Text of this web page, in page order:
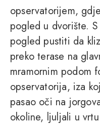
opservatorijem,
pogled u dvorište.
pogled pustiti da
preko terase na
mramornim podom
opservatorija, iza
pasao oči na
okoline, ljuljali u